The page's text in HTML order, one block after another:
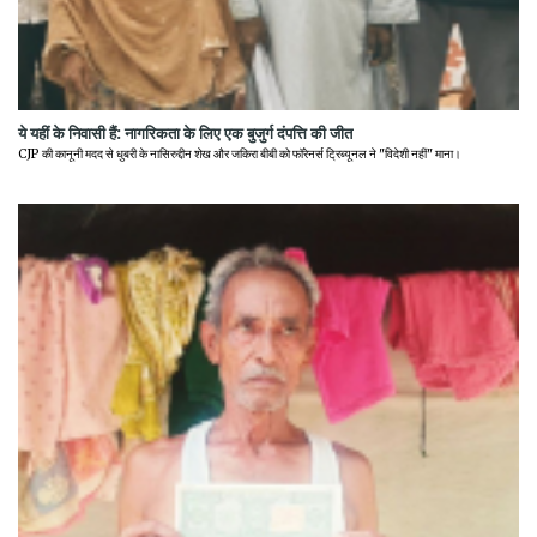
ये यहीं के निवासी हैं: नागरिकता के लिए एक बुजुर्ग दंपत्ति की जीत
CJP की कानूनी मदद से धुबरी के नासिरुद्दीन शेख और जकिरा बीबी को फॉरेनर्स ट्रिब्यूनल ने "विदेशी नहीं" माना।